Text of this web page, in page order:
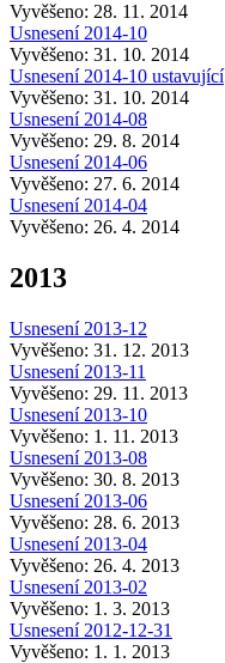
Vyvěšeno: 28. 11. 2014
Usnesení 2014-10
Vyvěšeno: 31. 10. 2014
Usnesení 2014-10 ustavující
Vyvěšeno: 31. 10. 2014
Usnesení 2014-08
Vyvěšeno: 29. 8. 2014
Usnesení 2014-06
Vyvěšeno: 27. 6. 2014
Usnesení 2014-04
Vyvěšeno: 26. 4. 2014
2013
Usnesení 2013-12
Vyvěšeno: 31. 12. 2013
Usnesení 2013-11
Vyvěšeno: 29. 11. 2013
Usnesení 2013-10
Vyvěšeno: 1. 11. 2013
Usnesení 2013-08
Vyvěšeno: 30. 8. 2013
Usnesení 2013-06
Vyvěšeno: 28. 6. 2013
Usnesení 2013-04
Vyvěšeno: 26. 4. 2013
Usnesení 2013-02
Vyvěšeno: 1. 3. 2013
Usnesení 2012-12-31
Vyvěšeno: 1. 1. 2013